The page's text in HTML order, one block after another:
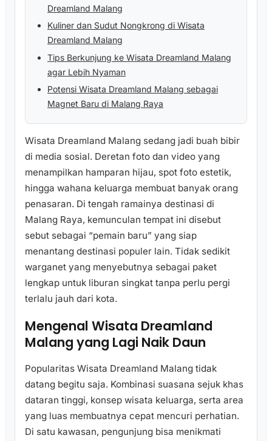
Dreamland Malang
Kuliner dan Sudut Nongkrong di Wisata
Dreamland Malang
Tips Berkunjung ke Wisata Dreamland Malang
agar Lebih Nyaman
Potensi Wisata Dreamland Malang sebagai
Magnet Baru di Malang Raya
Wisata Dreamland Malang sedang jadi buah bibir
di media sosial. Deretan foto dan video yang
menampilkan hamparan hijau, spot foto estetik,
hingga wahana keluarga membuat banyak orang
penasaran. Di tengah ramainya destinasi di
Malang Raya, kemunculan tempat ini disebut
sebut sebagai “pemain baru” yang siap
menantang destinasi populer lain. Tidak sedikit
warganet yang menyebutnya sebagai paket
lengkap untuk liburan singkat tanpa perlu pergi
terlalu jauh dari kota.
Mengenal Wisata Dreamland
Malang yang Lagi Naik Daun
Popularitas Wisata Dreamland Malang tidak
datang begitu saja. Kombinasi suasana sejuk khas
dataran tinggi, konsep wisata keluarga, serta area
yang luas membuatnya cepat mencuri perhatian.
Di satu kawasan, pengunjung bisa menikmati